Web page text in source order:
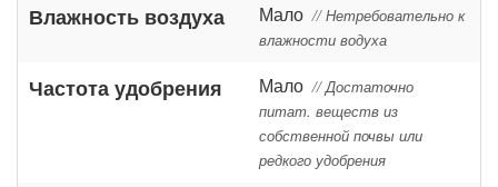
Влажность воздуха Мало // Нетребовательно к
влажности водуха
Частота удобрения Мало // Достаточно
питат. веществ из
собственной почвы или
редкого удобрения